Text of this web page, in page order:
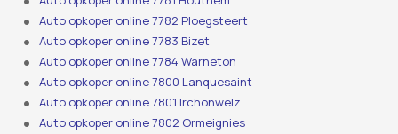
Auto opkoper online 7782 Ploegsteert
Auto opkoper online 7783 Bizet
Auto opkoper online 7784 Warneton
Auto opkoper online 7800 Lanquesaint
Auto opkoper online 7801 Irchonwelz
Auto opkoper online 7802 Ormeignies